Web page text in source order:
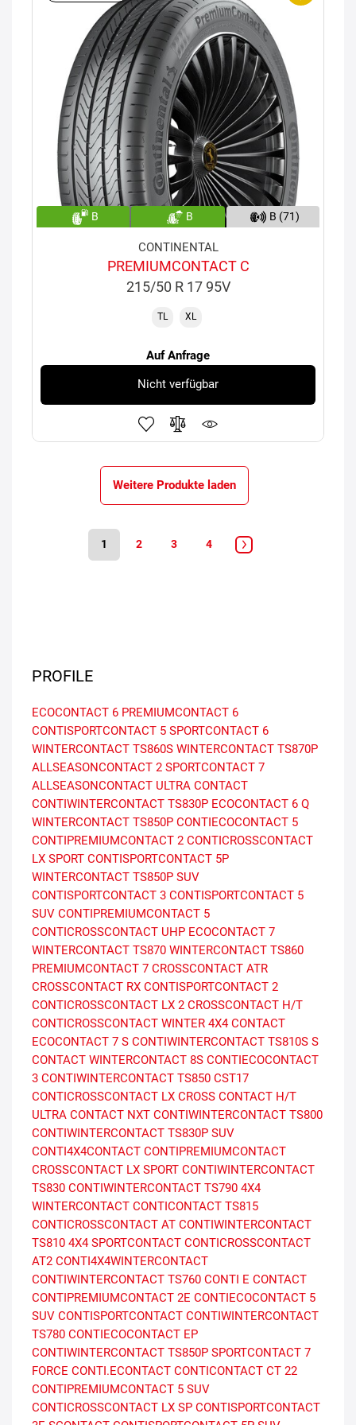
B B B (71)
CONTINENTAL
PREMIUMCONTACT C
215/50 R 17 95V
TL XL
Auf Anfrage
Nicht verfügbar
Weitere Produkte laden
1 2 3 4
PROFILE
ECOCONTACT 6 PREMIUMCONTACT 6
CONTISPORTCONTACT 5 SPORTCONTACT 6
WINTERCONTACT TS860S WINTERCONTACT TS870P
ALLSEASONCONTACT 2 SPORTCONTACT 7
ALLSEASONCONTACT ULTRA CONTACT
CONTIWINTERCONTACT TS830P ECOCONTACT 6 Q
WINTERCONTACT TS850P CONTIECOCONTACT 5
CONTIPREMIUMCONTACT 2 CONTICROSSCONTACT
LX SPORT CONTISPORTCONTACT 5P
WINTERCONTACT TS850P SUV
CONTISPORTCONTACT 3 CONTISPORTCONTACT 5
SUV CONTIPREMIUMCONTACT 5
CONTICROSSCONTACT UHP ECOCONTACT 7
WINTERCONTACT TS870 WINTERCONTACT TS860
PREMIUMCONTACT 7 CROSSCONTACT ATR
CROSSCONTACT RX CONTISPORTCONTACT 2
CONTICROSSCONTACT LX 2 CROSSCONTACT H/T
CONTICROSSCONTACT WINTER 4X4 CONTACT
ECOCONTACT 7 S CONTIWINTERCONTACT TS810S S
CONTACT WINTERCONTACT 8S CONTIECOCONTACT
3 CONTIWINTERCONTACT TS850 CST17
CONTICROSSCONTACT LX CROSS CONTACT H/T
ULTRA CONTACT NXT CONTIWINTERCONTACT TS800
CONTIWINTERCONTACT TS830P SUV
CONTI4X4CONTACT CONTIPREMIUMCONTACT
CROSSCONTACT LX SPORT CONTIWINTERCONTACT
TS830 CONTIWINTERCONTACT TS790 4X4
WINTERCONTACT CONTICONTACT TS815
CONTICROSSCONTACT AT CONTIWINTERCONTACT
TS810 4X4 SPORTCONTACT CONTICROSSCONTACT
AT2 CONTI4X4WINTERCONTACT
CONTIWINTERCONTACT TS760 CONTI E CONTACT
CONTIPREMIUMCONTACT 2E CONTIECOCONTACT 5
SUV CONTISPORTCONTACT CONTIWINTERCONTACT
TS780 CONTIECOCONTACT EP
CONTIWINTERCONTACT TS850P SPORTCONTACT 7
FORCE CONTI.ECONTACT CONTICONTACT CT 22
CONTIPREMIUMCONTACT 5 SUV
CONTICROSSCONTACT LX SP CONTISPORTCONTACT